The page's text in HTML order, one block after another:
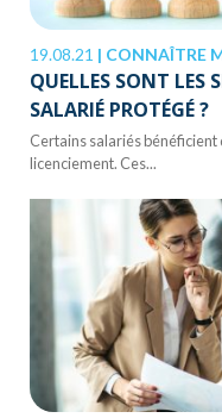
19.08.21 | CONNAÎTRE
QUELLES SONT LES
SALARIÉ PROTÉGÉ ?
Certains salariés
licenciement. Ces...